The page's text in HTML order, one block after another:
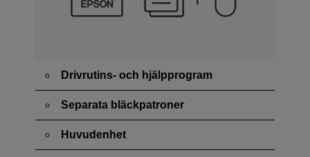
Drivrutins- och hjälpprogram
Separata bläckpatroner
Huvudenhet